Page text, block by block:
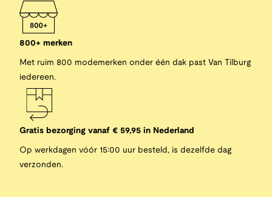
800+ merken
Met ruim 800 modemerken onder één dak past Van Tilburg
iedereen.
Gratis bezorging vanaf € 59,95 in Nederland
Op werkdagen vóór 15:00 uur besteld, is dezelfde dag
verzonden.